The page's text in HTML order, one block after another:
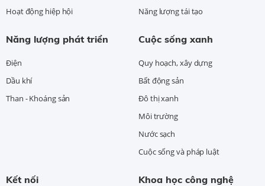
Hoạt động hiệp hội
Năng lượng tái tạo
Năng lượng phát triển
Điện
Dầu khí
Than - Khoáng sản
Cuộc sống xanh
Quy hoạch, xây dựng
Bất động sản
Đô thị xanh
Môi trường
Nước sạch
Cuộc sống và pháp luật
Kết nối Khoa học công nghệ